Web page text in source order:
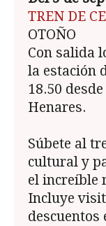
TREN DE
OTOÑO
Con salida
la estación
18.50
Henares.
Súbete al
cultural y
el increíble
Incluye
descuentos